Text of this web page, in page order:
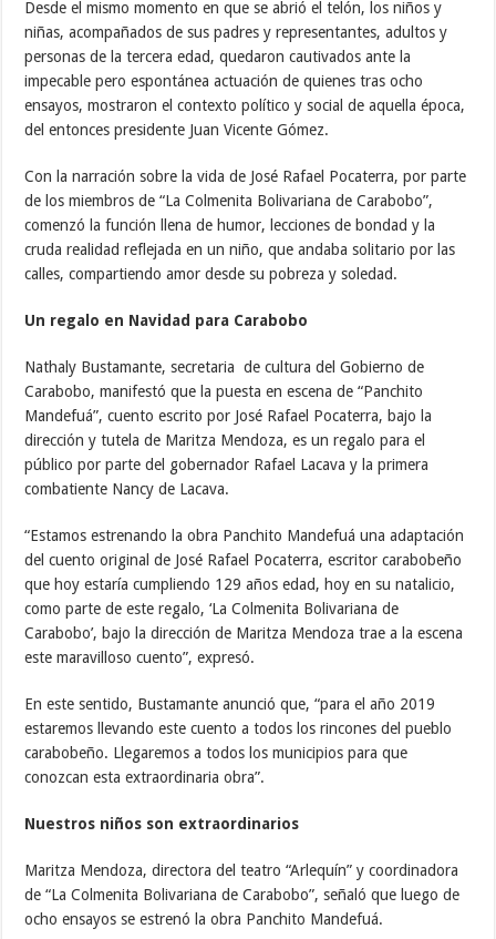
Desde el mismo momento en que se abrió el telón, los niños y
niñas, acompañados de sus padres y representantes, adultos y
personas de la tercera edad, quedaron cautivados ante la
impecable pero espontánea actuación de quienes tras ocho
ensayos, mostraron el contexto político y social de aquella época,
del entonces presidente Juan Vicente Gómez.
Con la narración sobre la vida de José Rafael Pocaterra, por parte
de los miembros de “La Colmenita Bolivariana de Carabobo”,
comenzó la función llena de humor, lecciones de bondad y la
cruda realidad reflejada en un niño, que andaba solitario por las
calles, compartiendo amor desde su pobreza y soledad.
Un regalo en Navidad para Carabobo
Nathaly Bustamante, secretaria de cultura del Gobierno de
Carabobo, manifestó que la puesta en escena de “Panchito
Mandefuá”, cuento escrito por José Rafael Pocaterra, bajo la
dirección y tutela de Maritza Mendoza, es un regalo para el
público por parte del gobernador Rafael Lacava y la primera
combatiente Nancy de Lacava.
“Estamos estrenando la obra Panchito Mandefuá una adaptación
del cuento original de José Rafael Pocaterra, escritor carabobeño
que hoy estaría cumpliendo 129 años edad, hoy en su natalicio,
como parte de este regalo, ‘La Colmenita Bolivariana de
Carabobo’, bajo la dirección de Maritza Mendoza trae a la escena
este maravilloso cuento”, expresó.
En este sentido, Bustamante anunció que, “para el año 2019
estaremos llevando este cuento a todos los rincones del pueblo
carabobeño. Llegaremos a todos los municipios para que
conozcan esta extraordinaria obra”.
Nuestros niños son extraordinarios
Maritza Mendoza, directora del teatro “Arlequín” y coordinadora
de “La Colmenita Bolivariana de Carabobo”, señaló que luego de
ocho ensayos se estrenó la obra Panchito Mandefuá.